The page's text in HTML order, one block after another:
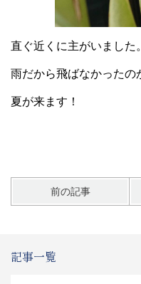
直ぐ近くに主がいました。
雨だから飛ばなかったの
夏が来ます！
ディレク
前の記事
記事一覧